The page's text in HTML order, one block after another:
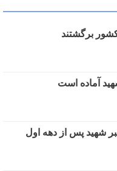
آماده است
شهید پس از دهه اول